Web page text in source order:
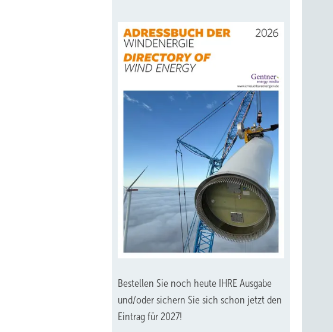
Bestellen Sie noch heute IHRE Ausgabe
und/oder sichern Sie sich schon jetzt den
Eintrag für 2027!